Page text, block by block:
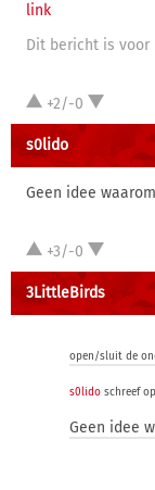
link
Dit bericht is voor
+2/-0
s0lido
Geen idee
+3/-0
3LittleBirds
open/sluit de
s0lido schreef op
Geen idee